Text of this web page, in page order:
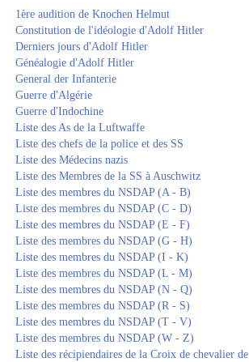
1ère audition de Knochen Helmut
Constitution de l'idéologie d'Adolf Hitler
Derniers jours d'Adolf Hitler
Généalogie d'Adolf Hitler
General der Infanterie
Guerre d'Algérie
Guerre d'Indochine
Liste des As de la Luftwaffe
Liste des chefs de la police et des SS
Liste des Médecins nazis
Liste des Membres de la SS à Auschwitz
Liste des membres du NSDAP (A - B)
Liste des membres du NSDAP (C - D)
Liste des membres du NSDAP (E - F)
Liste des membres du NSDAP (G - H)
Liste des membres du NSDAP (I - K)
Liste des membres du NSDAP (L - M)
Liste des membres du NSDAP (N - Q)
Liste des membres du NSDAP (R - S)
Liste des membres du NSDAP (T - V)
Liste des membres du NSDAP (W - Z)
Liste des récipiendaires de la Croix de chevalier de